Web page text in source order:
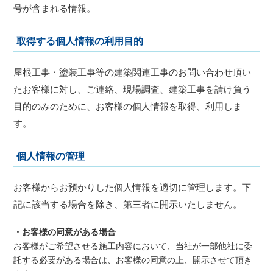
号が含まれる情報。
取得する個人情報の利用目的
屋根工事・塗装工事等の建築関連工事のお問い合わせ頂い
たお客様に対し、ご連絡、現場調査、建築工事を請け負う
目的のみのために、お客様の個人情報を取得、利用しま
す。
個人情報の管理
お客様からお預かりした個人情報を適切に管理します。下
記に該当する場合を除き、第三者に開示いたしません。
・お客様の同意がある場合
お客様がご希望させる施工内容において、当社が一部他社に委
託する必要がある場合は、お客様の同意の上、開示させて頂き